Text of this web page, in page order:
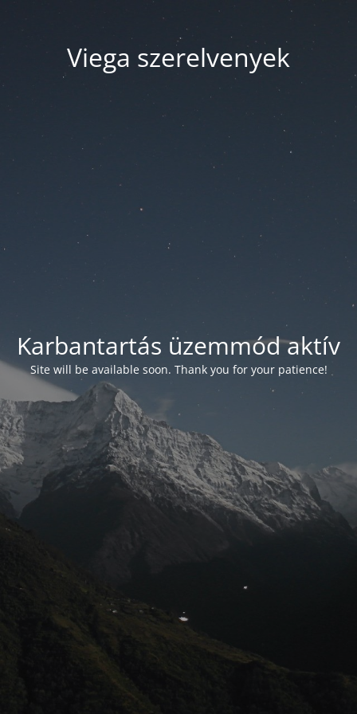
Viega szerelvenyek
Karbantartás üzemmód aktív
Site will be available soon. Thank you for your patience!